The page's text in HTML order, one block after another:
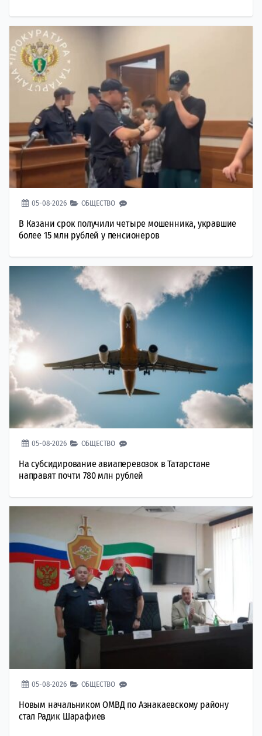
05-08-2026 ОБЩЕСТВО
В Казани срок получили четыре мошенника, укравшие
более 15 млн рублей у пенсионеров
05-08-2026 ОБЩЕСТВО
На субсидирование авиаперевозок в Татарстане
направят почти 780 млн рублей
05-08-2026 ОБЩЕСТВО
Новым начальником ОМВД по Азнакаевскому району
стал Радик Шарафиев